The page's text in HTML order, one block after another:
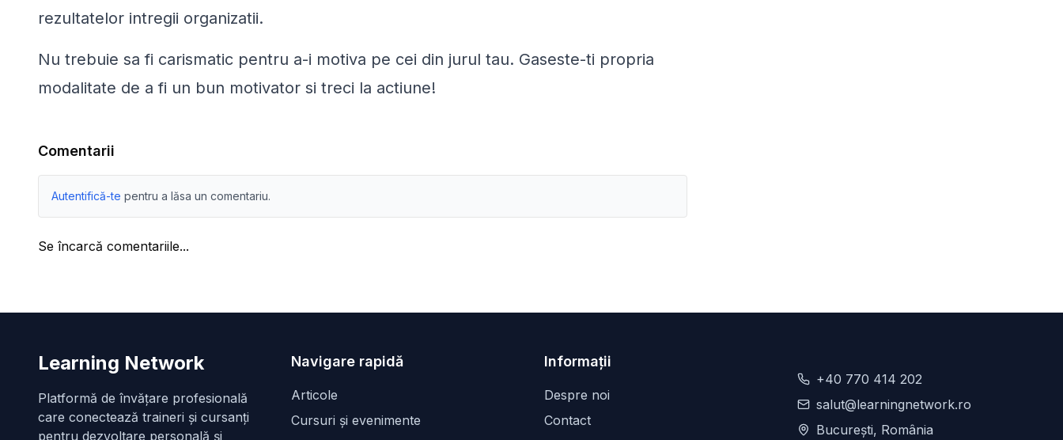
rezultatelor intregii organizatii.
Nu trebuie sa fi carismatic pentru a-i motiva pe cei din jurul tau. Gaseste-ti propria
modalitate de a fi un bun motivator si treci la actiune!
Comentarii
Autentifică-te pentru a lăsa un comentariu.
Se încarcă comentariile...
Learning Network
Platformă de învățare profesională
care conectează traineri și cursanți
pentru dezvoltare personală și
Navigare rapidă
Articole
Cursuri și evenimente
Informații
Despre noi
Contact
+40 770 414 202
salut@learningnetwork.ro
București, România